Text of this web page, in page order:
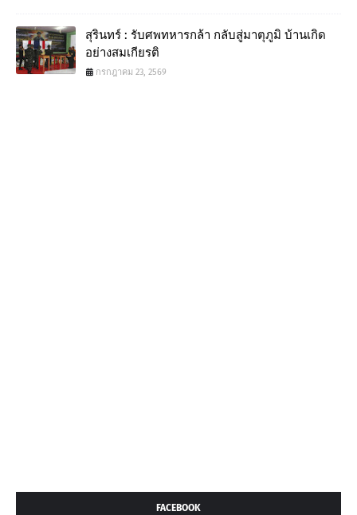
สุรินทร์ : รับศพทหารกล้า กลับสู่มาตุภูมิ บ้านเกิด
อย่างสมเกียรติ
กรกฎาคม 23, 2569
FACEBOOK